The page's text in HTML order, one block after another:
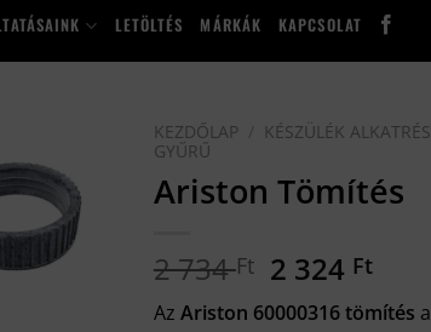
LETÖLTÉS MÁRKÁK KAPCSOLAT
KEZDŐLAP KÉSZÜLÉK
GYŰRŰ
Ariston Tömítés
2 734Ft Original
price
2 324 Ft
Az Ariston 60000316 tömítés